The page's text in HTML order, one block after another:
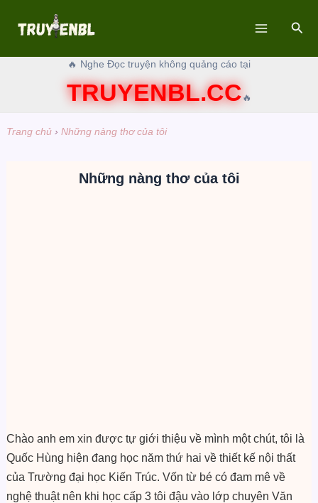
🔥 Nghe Đọc truyện không quảng cáo tại
TRUYENBL.CC 🔥
Trang chủ› Những nàng thơ của tôi
Những nàng thơ của tôi
Chào anh em xin được tự giới thiệu về mình một chút, tôi là
Quốc Hùng hiện đang học năm thứ hai về thiết kế nội thất
của Trường đại học Kiến Trúc. Vốn từ bé có đam mê về
nghệ thuật nên khi học cấp 3 tôi đậu vào lớp chuyên Văn